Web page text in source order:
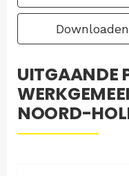
Downloaden
UITGAANDE
NOORD-